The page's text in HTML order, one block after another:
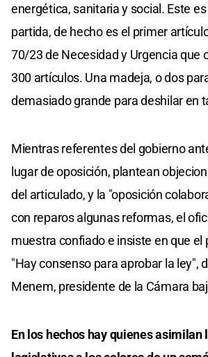
energética, sanitaria y social. Este
partida, de hecho es el primer
70/23 de Necesidad y Urgencia que
300 artículos. Una madeja, o dos
demasiado grande para deshilar en
Mientras referentes del gobierno
lugar de oposición, plantean
del articulado, y la "oposición
con reparos algunas reformas, el
muestra confiado e insiste en que el
"Hay consenso para aprobar la ley",
Menem, presidente de la Cámara
En los hechos hay quienes asimilan